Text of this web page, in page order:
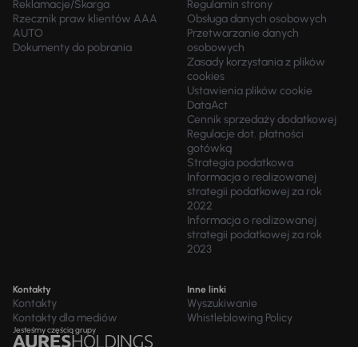
Reklamacje/Skarga
Rzecznik praw klientów AAA
AUTO
Dokumenty do pobrania
Regulamin strony
Obsługa danych osobowych
Przetwarzanie danych
osobowych
Zasady korzystania z plików
cookies
Ustawienia plików cookie
DataAct
Cennik sprzedaży dodatkowej
Regulacje dot. płatności
gotówką
Strategia podatkowa
Informacja o realizowanej
strategii podatkowej za rok
2022
Informacja o realizowanej
strategii podatkowej za rok
2023
Kontakty
Kontakty
Kontakty dla mediów
Inne linki
Wyszukiwanie
Whistleblowing Policy
Jesteśmy częścią grupy